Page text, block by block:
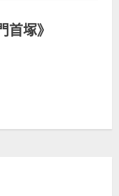
塚》